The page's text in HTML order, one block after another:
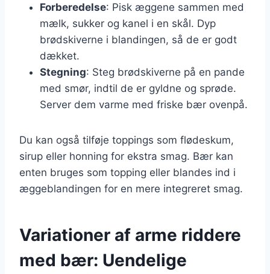
Forberedelse: Pisk æggene sammen med
mælk, sukker og kanel i en skål. Dyp
brødskiverne i blandingen, så de er godt
dækket.
Stegning: Steg brødskiverne på en pande
med smør, indtil de er gyldne og sprøde.
Server dem varme med friske bær ovenpå.
Du kan også tilføje toppings som flødeskum,
sirup eller honning for ekstra smag. Bær kan
enten bruges som topping eller blandes ind i
æggeblandingen for en mere integreret smag.
Variationer af arme riddere
med bær: Uendelige